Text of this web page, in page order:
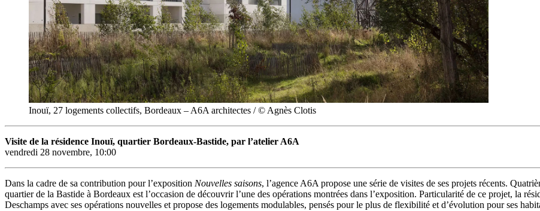
Inouï, 27 logements collectifs, Bordeaux – A6A architectes / © Agnès Clotis
Visite de la résidence Inouï, quartier Bordeaux-Bastide, par l’atelier A6A
vendredi 28 novembre, 10:00
Dans la cadre de sa contribution pour l’exposition Nouvelles saisons, l’agence A6A propose une série de visites de ses projets récents.
quartier de la Bastide à Bordeaux est l’occasion de découvrir l’une des opérations montrées dans l’exposition. Particularité de ce projet, la
Deschamps avec ses opérations nouvelles et propose des logements modulables, pensés pour le plus de flexibilité et d’évolution pour ses